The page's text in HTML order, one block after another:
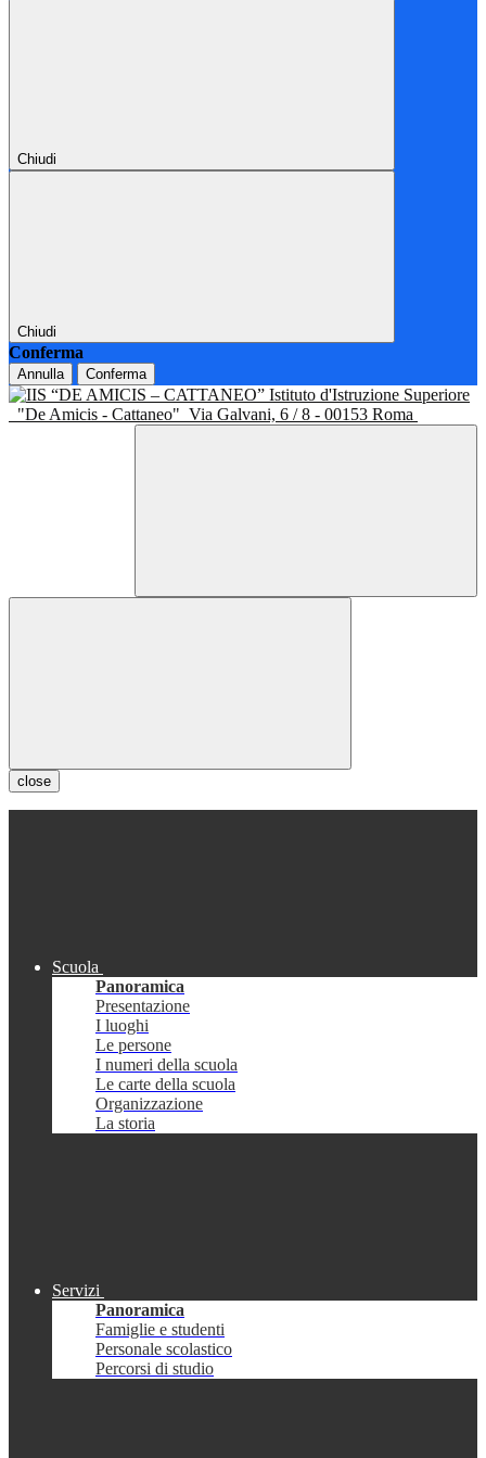
Chiudi
Chiudi
Conferma
Annulla Conferma
Istituto d'Istruzione Superiore
"De Amicis - Cattaneo" Via Galvani, 6 / 8 - 00153 Roma
close
Scuola
Panoramica
Presentazione
I luoghi
Le persone
I numeri della scuola
Le carte della scuola
Organizzazione
La storia
Servizi
Panoramica
Famiglie e studenti
Personale scolastico
Percorsi di studio